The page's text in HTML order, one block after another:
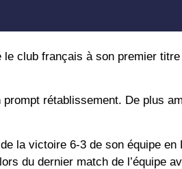
club français à son premier
rétablissement. De plus
la victoire 6-3 de son équipe en
du dernier match de l’équipe